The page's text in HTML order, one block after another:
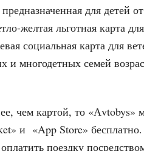
для детей
желтая льготная карта для
социальная карта для
и многодетных семей
чем картой, то «Аvtobys»
и «App Store»
поездку